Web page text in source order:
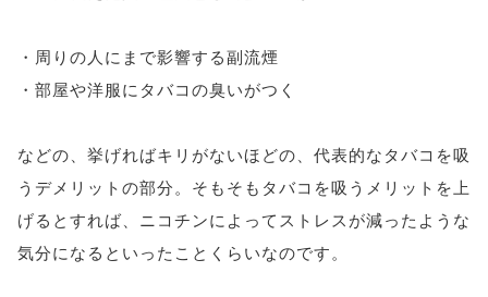
・周りの人にまで影響する副流煙
・部屋や洋服にタバコの臭いがつく
などの、挙げればキリがないほどの、代表的なタバコを吸
うデメリットの部分。そもそもタバコを吸うメリットを上
げるとすれば、ニコチンによってストレスが減ったような
気分になるといったことくらいなのです。